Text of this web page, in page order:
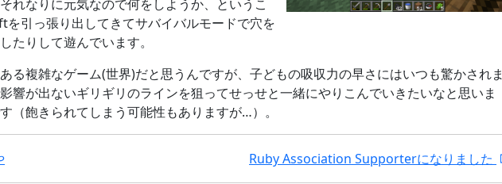
れなりに元気なので何をしようか、というこ
引っ張り出してきてサバイバルモードで穴を
たりして遊んでいます。
る複雑なゲーム(世界)だと思うんですが、子どもの吸収力の早さにはいつも驚かされま
響が出ないギリギリのラインを狙ってせっせと一緒にやりこんでいきたいなと思いま
（飽きられてしまう可能性もありますが…）。
Ruby Association Supporterになりました